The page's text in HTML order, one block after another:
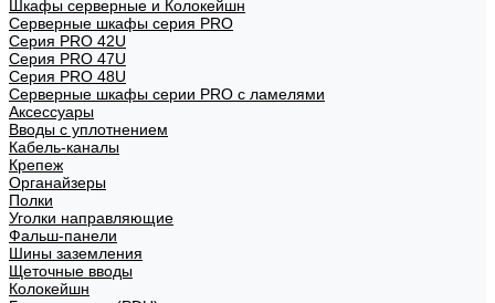
Шкафы серверные и Колокейшн
Серверные шкафы серия PRO
Серия PRO 42U
Серия PRO 47U
Серия PRO 48U
Серверные шкафы серии PRO с ламелями
Аксессуары
Вводы с уплотнением
Кабель-каналы
Крепеж
Органайзеры
Полки
Уголки направляющие
Фальш-панели
Шины заземления
Щеточные вводы
Колокейшн